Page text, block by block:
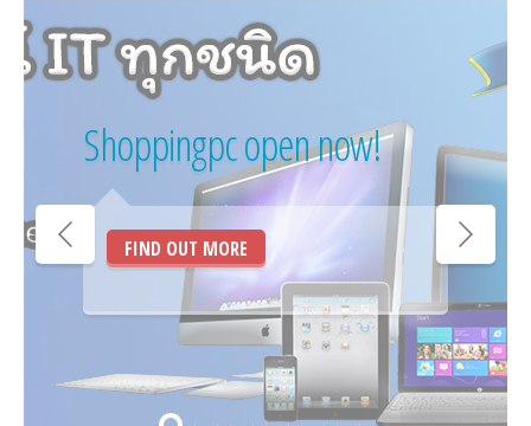
Shoppingpc open now!
FIND OUT MORE